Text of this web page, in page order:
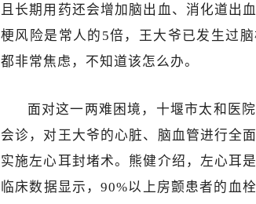
且长期用药还会增加脑出血、消化道出
梗风险是常人的5倍，王大爷已发生过
都非常焦虑，不知道该怎么办。
面对这一两难困境，十堰市太和医
会诊，对王大爷的心脏、脑血管进行全
实施左心耳封堵术。熊健介绍，左心耳
临床数据显示，90%以上房颤患者的血